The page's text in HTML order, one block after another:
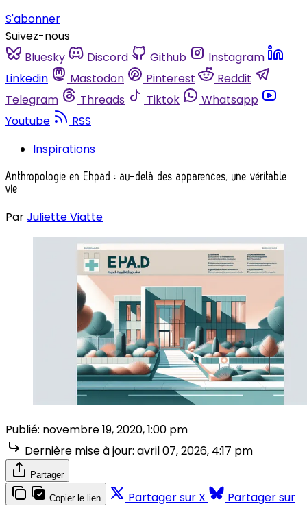
S'abonner
Suivez-nous
Bluesky
Discord Github
Instagram
Linkedin
Mastodon Pinterest
Reddit
Telegram
Threads Tiktok
Whatsapp
Youtube
RSS
Inspirations
Anthropologie en Ehpad : au-delà des apparences, une véritable
vie
ParJuliette Viatte
Publié: novembre 19, 2020, 1:00 pm
Dernière mise à jour: avril 07, 2026, 4:17 pm
Partager
Copier le lien Partager sur X
Partager sur